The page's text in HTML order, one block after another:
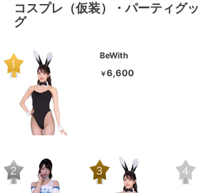
コスプレ（仮装）・パーティグ
グ
BeWith
￥6,600